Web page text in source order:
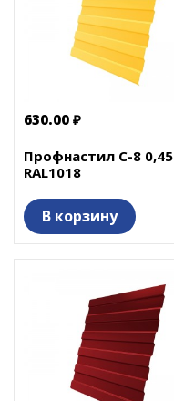
630.00 ₽
Профнастил С-8 0,45
RAL1018
В корзину